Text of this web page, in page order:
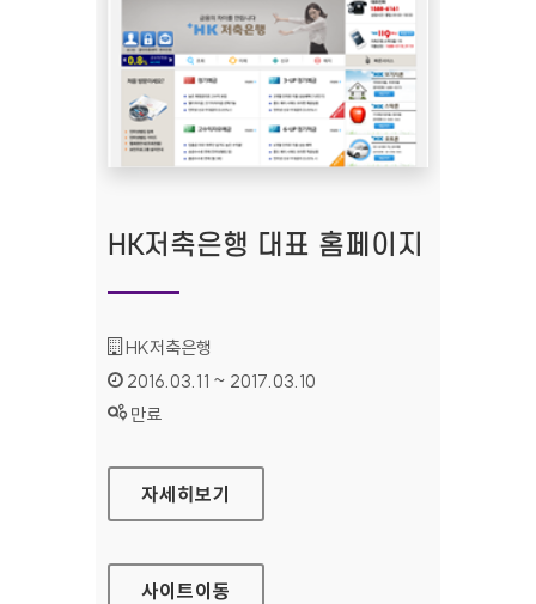
HK저축은행 대표 홈페이지
기관명 :
HK저축은행
인증기간 :
2016.03.11 ~ 2017.03.10
상태 :
만료
HK저축은행 대표 홈페이지
자세히보기
사이트이동